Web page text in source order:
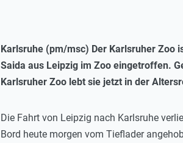
Karlsruhe (pm/msc) Der Karlsruher Zoo
Saida aus Leipzig im Zoo eingetroffen.
Karlsruher Zoo lebt sie jetzt in der
Die Fahrt von Leipzig nach Karlsruhe
Bord heute morgen vom Tieflader